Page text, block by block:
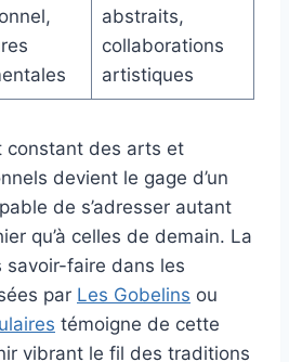
abstraits,
collaborations
artistiques
constant des arts et
devient le gage d’un
de s’adresser autant
qu’à celles de demain. La
savoir-faire dans les
par Les Gobelins ou
témoigne de cette
vibrant le fil des traditions